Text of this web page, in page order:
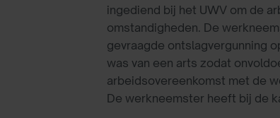
ingediend bij het UWV om de
omstandigheden. De
gevraagde ontslagvergunning
was van een arts zodat
arbeidsovereenkomst met de
De werkneemster heeft bij de